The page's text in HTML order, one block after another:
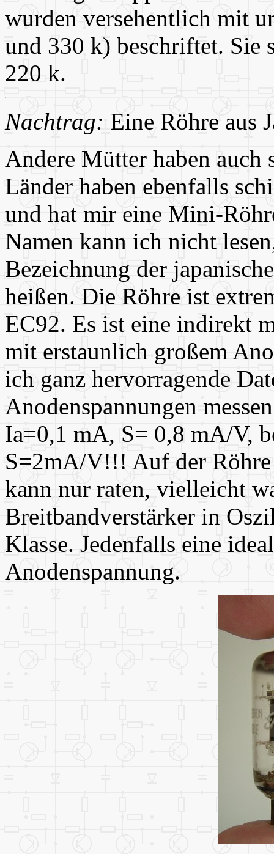
wurden versehentlich mit
und 330 k) beschriftet. Sie
220 k.
Nachtrag: Eine Röhre aus
Andere Mütter haben auch
Länder haben ebenfalls
und hat mir eine Mini-
Namen kann ich nicht
Bezeichnung der
heißen. Die Röhre ist
EC92. Es ist eine indirekt
mit erstaunlich großem
ich ganz hervorragende
Anodenspannungen
Ia=0,1 mA, S= 0,8 mA/V,
S=2mA/V!!! Auf der
kann nur raten, vielleicht
Breitbandverstärker in
Klasse. Jedenfalls eine
Anodenspannung.